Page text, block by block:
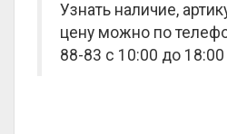
Узнать наличие,
цену можно по
88-83 с 10:00 до